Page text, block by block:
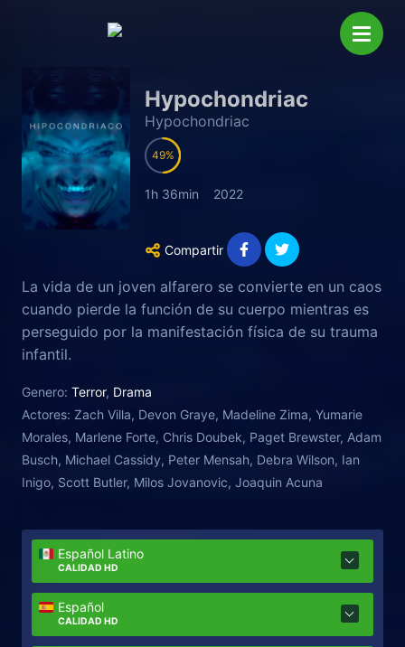
Hypochondriac
Hypochondriac
49
1h 36min 2022
Compartir
La vida de un joven alfarero se convierte en un caos
cuando pierde la función de su cuerpo mientras es
perseguido por la manifestación física de su trauma
infantil.
Genero: Terror, Drama
Actores: Zach Villa, Devon Graye, Madeline Zima, Yumarie
Morales, Marlene Forte, Chris Doubek, Paget Brewster, Adam
Busch, Michael Cassidy, Peter Mensah, Debra Wilson, Ian
Inigo, Scott Butler, Milos Jovanovic, Joaquin Acuna
Español Latino
CALIDAD HD
Español
CALIDAD HD